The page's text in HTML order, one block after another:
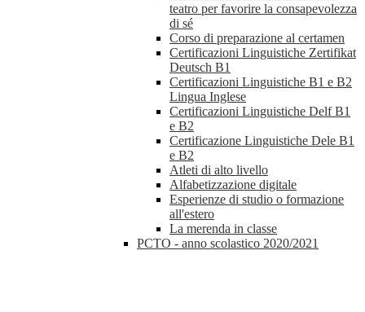
teatro per favorire la consapevolezza
di sé
Corso di preparazione al certamen
Certificazioni Linguistiche Zertifikat
Deutsch B1
Certificazioni Linguistiche B1 e B2
Lingua Inglese
Certificazioni Linguistiche Delf B1
e B2
Certificazione Linguistiche Dele B1
e B2
Atleti di alto livello
Alfabetizzazione digitale
Esperienze di studio o formazione
all'estero
La merenda in classe
PCTO - anno scolastico 2020/2021